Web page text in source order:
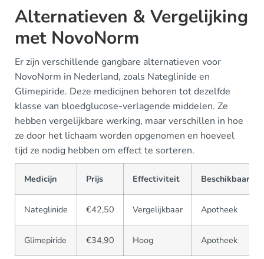
Alternatieven & Vergelijking
met NovoNorm
Er zijn verschillende gangbare alternatieven voor
NovoNorm in Nederland, zoals Nateglinide en
Glimepiride. Deze medicijnen behoren tot dezelfde
klasse van bloedglucose-verlagende middelen. Ze
hebben vergelijkbare werking, maar verschillen in hoe
ze door het lichaam worden opgenomen en hoeveel
tijd ze nodig hebben om effect te sorteren.
Medicijn Prijs Effectiviteit
Nateglinide €42,50 Vergelijkbaar Apotheek
Glimepiride €34,90 Hoog Apotheek